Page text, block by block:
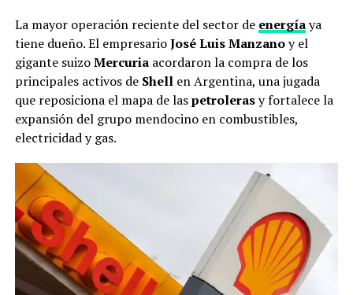
La mayor operación reciente del sector de energíaya
tiene dueño. El empresarioJosé Luis Manzanoy el
gigante suizoMercuriaacordaron la compra de los
principales activos de Shellen Argentina, una jugada
que reposiciona el mapa de laspetrolerasy fortalece la
expansión del grupo mendocino en combustibles,
electricidad y gas.